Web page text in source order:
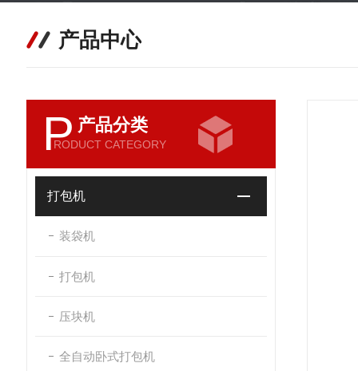
产品中心
P 产品分类
RODUCT CATEGORY
打包机
装袋机
打包机
压块机
全自动卧式打包机